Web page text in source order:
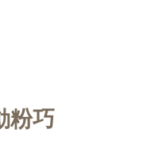
粉巧